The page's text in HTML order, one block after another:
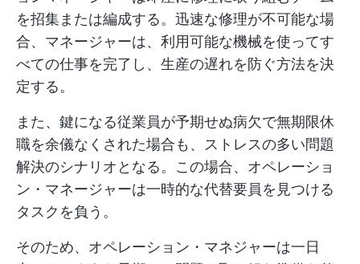
を招集または編成する。迅速な修理が不可能な場
合、マネージャーは、利用可能な機械を使ってす
べての仕事を完了し、生産の遅れを防ぐ方法を決
定する。
また、鍵になる従業員が予期せぬ病欠で無期限休
職を余儀なくされた場合も、ストレスの多い問題
解決のシナリオとなる。この場合、オペレーショ
ン・マネージャーは一時的な代替要員を見つける
タスクを負う。
そのため、オペレーション・マネジャーは一日